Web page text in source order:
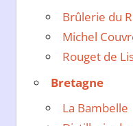
Brûlerie du
Michel
Rouget de
Bretagne
La Bambelle